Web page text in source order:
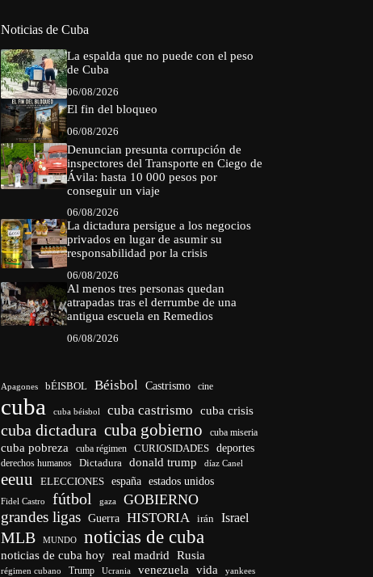
Noticias de Cuba
La espalda que no puede con el peso
de Cuba
06/08/2026
El fin del bloqueo
06/08/2026
Denuncian presunta corrupción de
inspectores del Transporte en Ciego de
Ávila: hasta 10 000 pesos por
conseguir un viaje
06/08/2026
La dictadura persigue a los negocios
privados en lugar de asumir su
responsabilidad por la crisis
06/08/2026
Al menos tres personas quedan
atrapadas tras el derrumbe de una
antigua escuela en Remedios
06/08/2026
Apagones bÉISBOL Béisbol Castrismo cine
cuba cuba béisbol cuba castrismo cuba crisis
cuba dictadura cuba gobierno cuba miseria
cuba pobreza cuba régimen CURIOSIDADES deportes
derechos humanos Dictadura donald trump díaz Canel
eeuu ELECCIONES españa estados unidos
Fidel Castro fútbol gaza GOBIERNO
grandes ligas Guerra HISTORIA irán Israel
MLB MUNDO noticias de cuba
noticias de cuba hoy real madrid Rusia
régimen cubano Trump Ucrania venezuela vida yankees